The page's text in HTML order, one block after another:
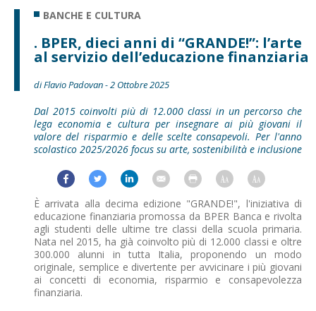
BANCHE E CULTURA
. BPER, dieci anni di “GRANDE!”: l’arte
al servizio dell’educazione finanziaria
di Flavio Padovan - 2 Ottobre 2025
Dal 2015 coinvolti più di 12.000 classi in un percorso che
lega economia e cultura per insegnare ai più giovani il
valore del risparmio e delle scelte consapevoli. Per l'anno
scolastico 2025/2026 focus su arte, sostenibilità e inclusione
È arrivata alla decima edizione "GRANDE!", l'iniziativa di
educazione finanziaria promossa da BPER Banca e rivolta
agli studenti delle ultime tre classi della scuola primaria.
Nata nel 2015, ha già coinvolto più di 12.000 classi e oltre
300.000 alunni in tutta Italia, proponendo un modo
originale, semplice e divertente per avvicinare i più giovani
ai concetti di economia, risparmio e consapevolezza
finanziaria.